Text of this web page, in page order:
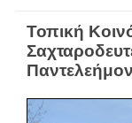
Τοπική